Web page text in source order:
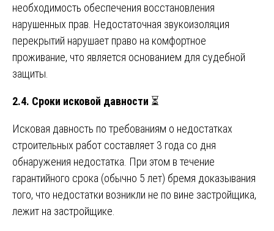
необходимость обеспечения восстановления
нарушенных прав. Недостаточная звукоизоляция
перекрытий нарушает право на комфортное
проживание, что является основанием для судебной
защиты.
2.4. Сроки исковой давности ⏳
Исковая давность по требованиям о недостатках
строительных работ составляет 3 года со дня
обнаружения недостатка. При этом в течение
гарантийного срока (обычно 5 лет) бремя доказывания
того, что недостатки возникли не по вине застройщика,
лежит на застройщике.